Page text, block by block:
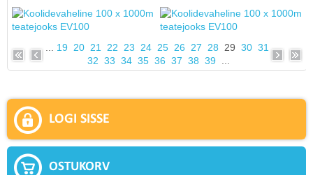
19 20 21 22 23 24 25 26 27 28 29 30 31
32 33 34 35 36 37 38 39
LOGI SISSE
OSTUKORV